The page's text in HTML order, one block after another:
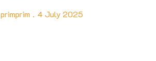
primprim 4 July 2025